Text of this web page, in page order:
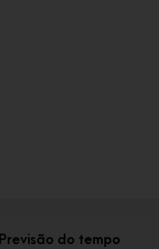
Previsão do tempo